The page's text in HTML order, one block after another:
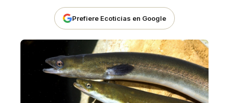
Prefiere Ecoticias en Google